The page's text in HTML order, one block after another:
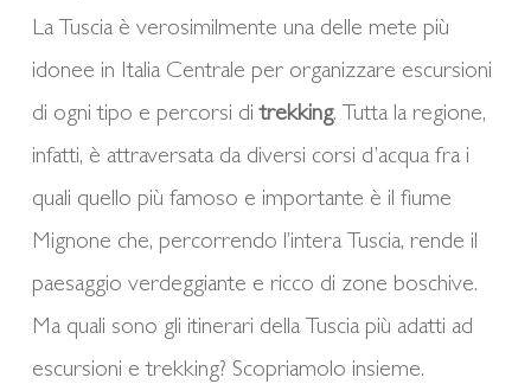
La Tuscia è verosimilmente una delle mete più
idonee in Italia Centrale per organizzare escursioni
di ogni tipo e percorsi ditrekking. Tutta la regione,
infatti, è attraversata da diversi corsi d’acqua fra i
quali quello più famoso e importante è il fiume
Mignone che, percorrendo l’intera Tuscia, rende il
paesaggio verdeggiante e ricco di zone boschive.
Ma quali sono gli itinerari della Tuscia più adatti ad
escursioni e trekking? Scopriamolo insieme.